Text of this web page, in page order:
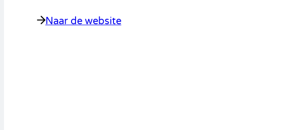
Naar de website